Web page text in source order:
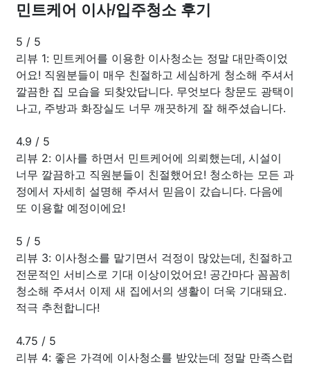
민트케어 이사/입주청소 후기
5 / 5
리뷰 1: 민트케어를 이용한 이사청소는 정말 대만족이었
어요! 직원분들이 매우 친절하고 세심하게 청소해 주셔서
깔끔한 집 모습을 되찾았답니다. 무엇보다 창문도 광택이
나고, 주방과 화장실도 너무 깨끗하게 잘 해주셨습니다.
4.9 / 5
리뷰 2: 이사를 하면서 민트케어에 의뢰했는데, 시설이
너무 깔끔하고 직원분들이 친절했어요! 청소하는 모든 과
정에서 자세히 설명해 주셔서 믿음이 갔습니다. 다음에
또 이용할 예정이에요!
5 / 5
리뷰 3: 이사청소를 맡기면서 걱정이 많았는데, 친절하고
전문적인 서비스로 기대 이상이었어요! 공간마다 꼼꼼히
청소해 주셔서 이제 새 집에서의 생활이 더욱 기대돼요.
적극 추천합니다!
4.75 / 5
리뷰 4: 좋은 가격에 이사청소를 받았는데 정말 만족스럽